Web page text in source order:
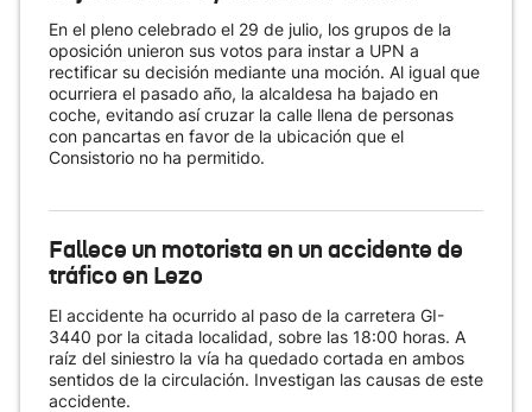
En el pleno celebrado el 29 de julio, los grupos de la
oposición unieron sus votos para instar a UPN a
rectificar su decisión mediante una moción. Al igual que
ocurriera el pasado año, la alcaldesa ha bajado en
coche, evitando así cruzar la calle llena de personas
con pancartas en favor de la ubicación que el
Consistorio no ha permitido.
Fallece un motorista en un accidente de
tráfico en Lezo
El accidente ha ocurrido al paso de la carretera GI-
3440 por la citada localidad, sobre las 18:00 horas. A
raíz del siniestro la vía ha quedado cortada en ambos
sentidos de la circulación. Investigan las causas de este
accidente.